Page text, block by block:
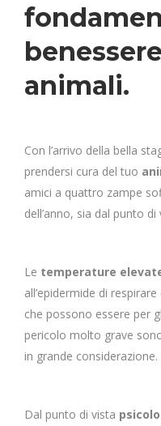
animali.
Con l’arrivo della bella
prendersi cura del tuo
amici a quattro zampe
dell’anno, sia dal punto
Le temperature
all’epidermide di
che possono essere per
pericolo molto grave
in grande considerazione.
Dal punto di vista